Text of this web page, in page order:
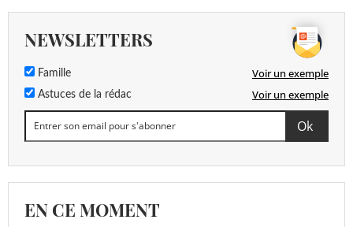
NEWSLETTERS
Famille Voir un exemple
Astuces de la rédac Voir un exemple
EN CE MOMENT